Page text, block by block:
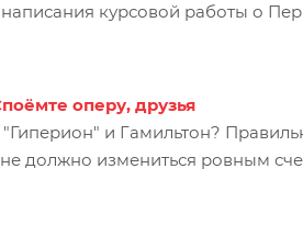
курсовой работы о
оперу, друзья
"Гиперион" и Гамильтон?
должно измениться ровным